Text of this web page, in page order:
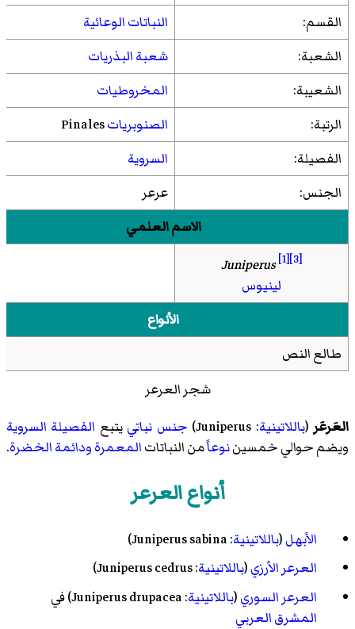
القسم:
النباتات الوعائية
الشعبة:
شعبة البذريات
الشعيبة:
المخروطيات
الرتبة:
الصنوبريات
الفصيلة:
السروية
الجنس:
عرعر
الاسم العلمي
Juniperus[1][3]
لينيوس
الأنواع
طالع النص
شجر العرعر
العَرعَر(باللاتينية:
Juniperus
) جنس نباتي يتبع الفصيلة السروية
ويضم حوالي خمسيننوعاًمن النباتاتالمعمرةودائمة الخضرة.
أنواع العرعر
الأبهل(باللاتينية:
Juniperus sabina
)
العرعر الأرزي(باللاتينية:
Juniperus cedrus
)
العرعر السوري(باللاتينية:
Juniperus drupacea) في
المشرق العربي